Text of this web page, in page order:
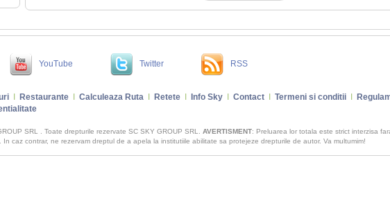
YouTube Twitter RSS
I RestauranteI Calculeaza RutaI ReteteI Info SkyI ContactI Termeni si conditiiI
SRL . Toate drepturile rezervate SC SKY GROUP SRL. AVERTISMENT: Preluarea lor totala este strict interzisa
caz contrar, ne rezervam dreptul de a apela la institutiile abilitate sa protejeze drepturile de autor. Va multumim!